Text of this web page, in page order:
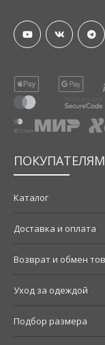
ПОКУПАТЕЛЯМ
Каталог
Доставка и оплата
Возврат и обмен
Уход за одеждой
Подбор размера